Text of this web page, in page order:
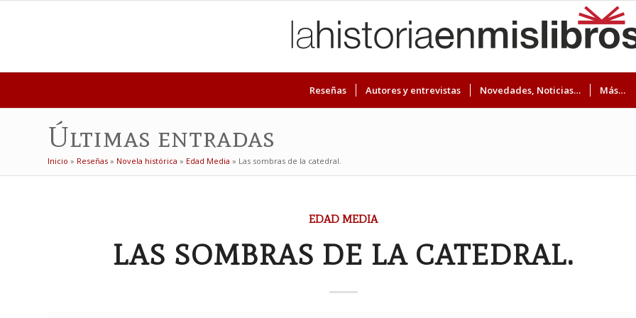
Reseñas Autores y entrevistas Novedades, Noticias… Más…
Últimas entradas
Inicio » Reseñas » Novela histórica » Edad Media » Las sombras de la catedral.
EDAD MEDIA
LAS SOMBRAS DE LA CATEDRAL.